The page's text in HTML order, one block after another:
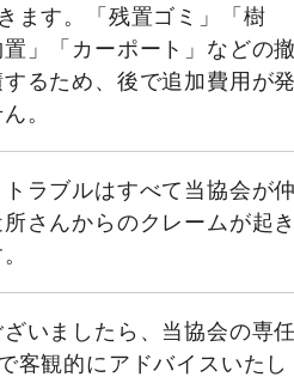
ます。「残置ゴミ」「樹
」「カーポート」などの撤
るため、後で追加費用が発
。
ラブルはすべて当協会が仲
さんからのクレームが起き
いましたら、当協会の専任
客観的にアドバイスいたし